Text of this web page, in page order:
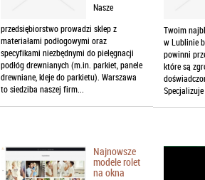
Nasze
przedsiębiorstwo prowadzi sklep z
materiałami podłogowymi oraz
specyfikami niezbędnymi do pielęgnacji
podłóg drewnianych (m.in. parkiet, panele
drewniane, kleje do parkietu). Warszawa
to siedziba naszej firm...
Twoim
w Lublinie
powinni
które są
Najnowsze
modele rolet
na okna